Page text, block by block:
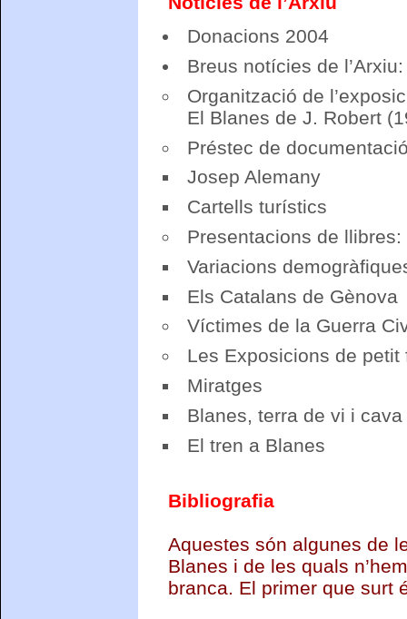
Donacions 2004
Breus notícies de l’Arxiu:
Organització de
El Blanes de J. Robert
Préstec de
Josep Alemany
Cartells turístics
Presentacions de llibres:
Variacions
Els Catalans de Gènova
Víctimes de la Guerra
Les Exposicions de petit
Miratges
Blanes, terra de vi i cava
El tren a Blanes
Bibliografia
Aquestes són algunes de
Blanes i de les quals
branca. El primer que surt